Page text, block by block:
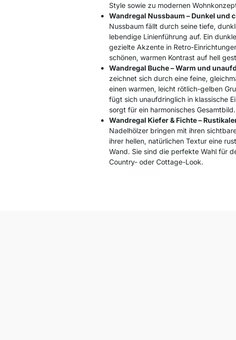
Style sowie zu modernen
Wandregal Nussbaum – Dunkel und
Nussbaum fällt durch seine tiefe,
lebendige Linienführung auf. Ein
gezielte Akzente in Retro-
schönen, warmen Kontrast auf hell
Wandregal Buche – Warm und
zeichnet sich durch eine feine,
einen warmen, leicht rötlich-gelben
fügt sich unaufdringlich in klassische
sorgt für ein harmonisches Gesamtbild.
Wandregal Kiefer & Fichte –
Nadelhölzer bringen mit ihren
ihrer hellen, natürlichen Textur eine
Wand. Sie sind die perfekte Wahl für
Country- oder Cottage-Look.